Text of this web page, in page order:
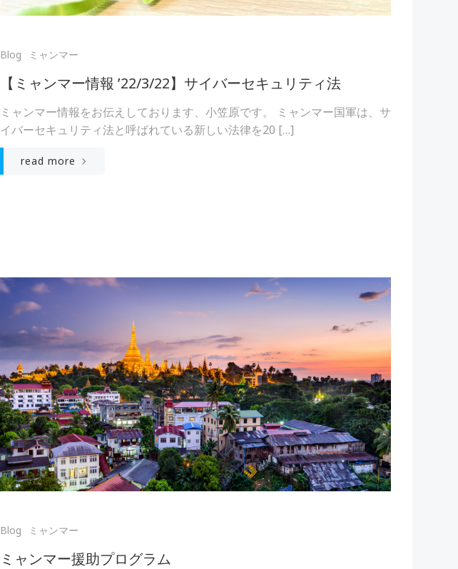
Blog ミャンマー
【ミャンマー情報 ’22/3/22】サイバーセキュリティ法
ミャンマー情報をお伝えしております、小笠原です。 ミャンマー国軍は、サ
イバーセキュリティ法と呼ばれている新しい法律を20 […]
read more
Blog ミャンマー
ミャンマー援助プログラム